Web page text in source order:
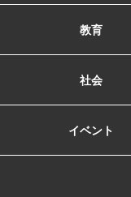
教育
社会
イベント